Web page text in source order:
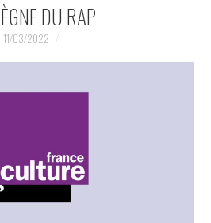
DU RAP
11/03/2022